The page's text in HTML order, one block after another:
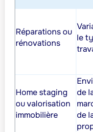
Réparations ou
rénovations
le
Home staging
ou valorisation
immobilière
de
de